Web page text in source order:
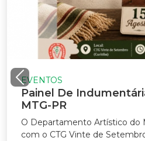
De Indumentária
PR
Departamento Artístico do MTG-
o CTG Vinte de Setembro,